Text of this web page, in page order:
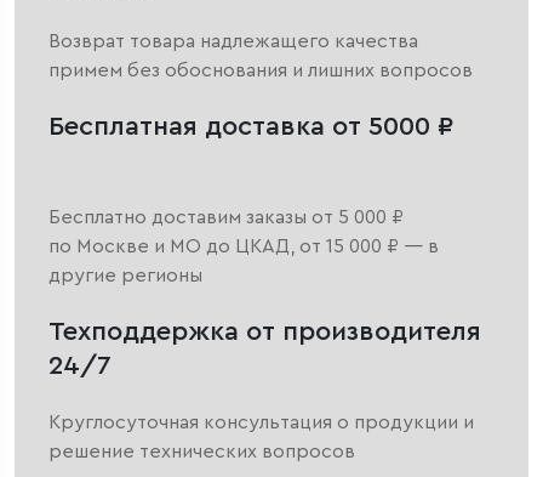
Возврат товара надлежащего качества
примем без обоснования и лишних вопросов
Бесплатная доставка от 5000 ₽
Бесплатно доставим заказы от 5 000 ₽
по Москве и МО до ЦКАД, от 15 000 ₽ — в
другие регионы
Техподдержка от производителя
24/7
Круглосуточная консультация о продукции и
решение технических вопросов